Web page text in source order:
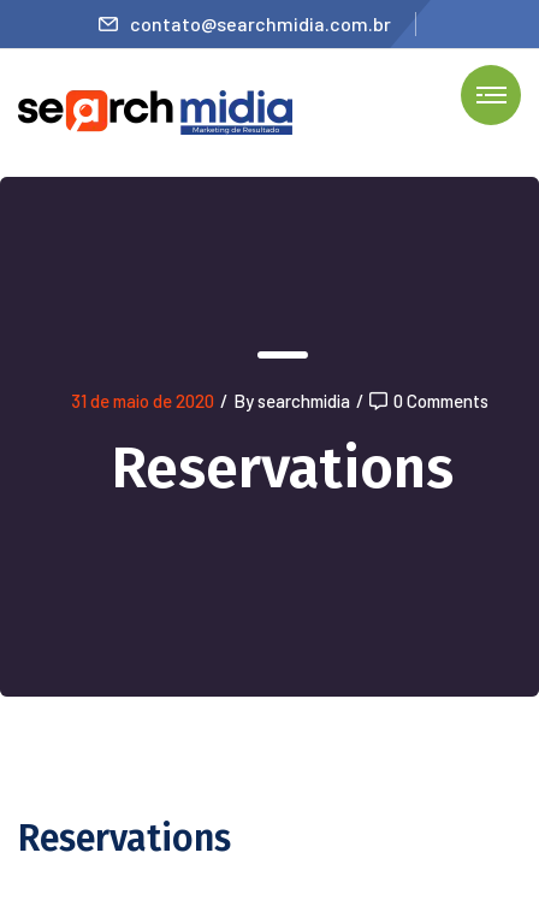
contato@searchmidia.com.br
31 de maio de 2020 / By searchmidia / 0 Comments
Reservations
Reservations